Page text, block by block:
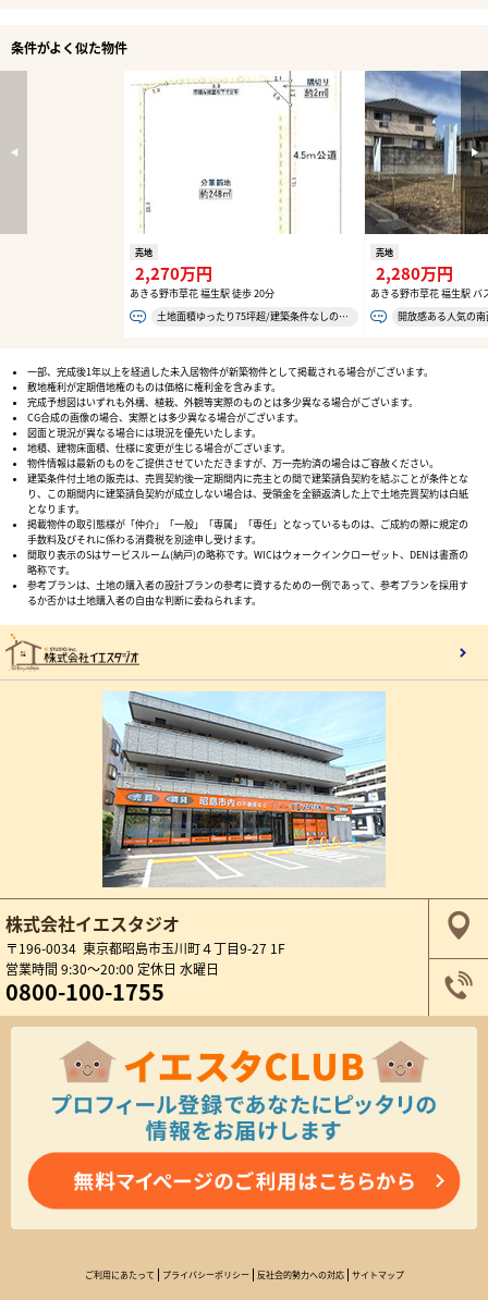
条件がよく似た物件
売地
2,270万円
あきる野市草花 福生駅 徒歩 20分
土地面積ゆったり75坪超/建築条件なしの為、お好きなハウスメーカーで建築可能です♪
売地
2,280万円
あきる野市草花 福生駅 バ
一部、完成後1年以上を経過した未入居物件が新築物件として掲載される場合がございます。
敷地権利が定期借地権のものは価格に権利金を含みます。
完成予想図はいずれも外構、植栽、外観等実際のものとは多少異なる場合がございます。
CG合成の画像の場合、実際とは多少異なる場合がございます。
図面と現況が異なる場合には現況を優先いたします。
地積、建物床面積、仕様に変更が生じる場合がございます。
物件情報は最新のものをご提供させていただきますが、万一売約済の場合はご容赦ください。
建築条件付土地の販売は、売買契約後一定期間内に売主との間で建築請負契約を結ぶことが条件とな
り、この期間内に建築請負契約が成立しない場合は、受領金を全額返済した上で土地売買契約は白紙
となります。
掲載物件の取引態様が「仲介」「一般」「専属」「専任」となっているものは、ご成約の際に規定の
手数料及びそれに係わる消費税を別途申し受けます。
間取り表示のSはサービスルーム(納戸)の略称です。WICはウォークインクローゼット、DENは書斎の
略称です。
参考プランは、土地の購入者の設計プランの参考に資するための一例であって、参考プランを採用す
るか否かは土地購入者の自由な判断に委ねられます。
株式会社イエスタジオ
〒196-0034 東京都昭島市玉川町４丁目9-27 1F
営業時間 9:30～20:00 定休日 水曜日
0800-100-1755
ご利用にあたって プライバシーポリシー 反社会的勢力への対応 サイトマップ